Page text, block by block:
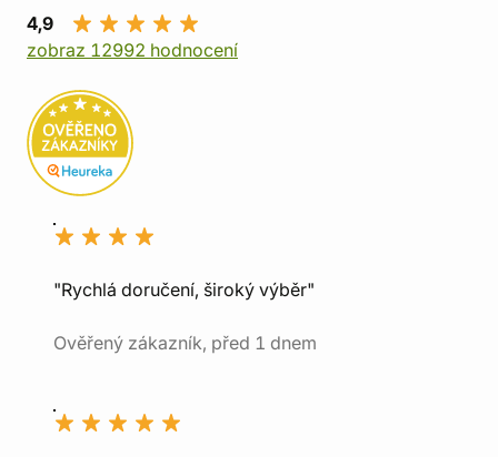
4,9
zobraz 12992 hodnocení
"Rychlá doručení, široký výběr"
Ověřený zákazník, před 1 dnem